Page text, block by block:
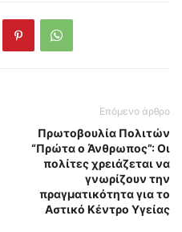
Επόμενο άρθρο
Πρωτοβουλία Πολιτών
“Πρώτα ο Άνθρωπος”: Οι
πολίτες χρειάζεται να
γνωρίζουν την
πραγματικότητα για το
Αστικό Κέντρο Υγείας